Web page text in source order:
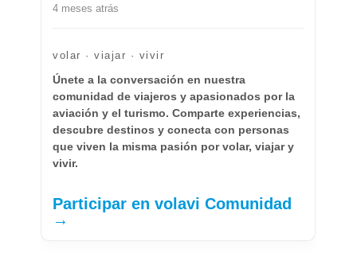
4 meses atrás
volar · viajar · vivir
Únete a la conversación en nuestra
comunidad de viajeros y apasionados por la
aviación y el turismo. Comparte experiencias,
descubre destinos y conecta con personas
que viven la misma pasión por volar, viajar y
vivir.
Participar en volavi Comunidad
→